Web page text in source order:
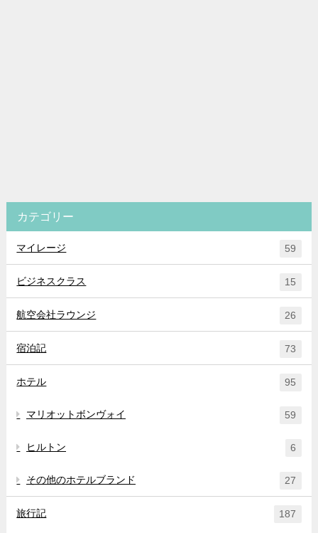
カテゴリー
マイレージ 59
ビジネスクラス 15
航空会社ラウンジ 26
宿泊記 73
ホテル 95
マリオットボンヴォイ 59
ヒルトン 6
その他のホテルブランド 27
旅行記 187